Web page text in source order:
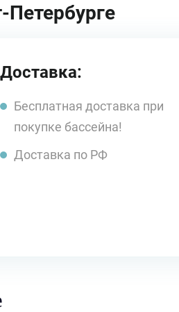
Петербурге
Доставка:
Бесплатная доставка при
покупке бассейна!
Доставка по РФ